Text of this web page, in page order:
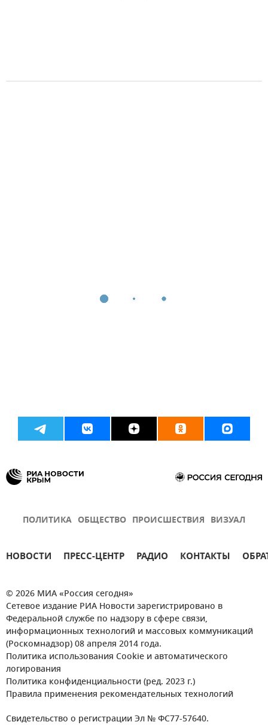
ПОЛИТИКА ОБЩЕСТВО ПРОИСШЕСТВИЯ ВИЗУАЛ
НОВОСТИ ПРЕСС-ЦЕНТР РАДИО КОНТАКТЫ
© 2026 МИА «Россия сегодня»
Сетевое издание РИА Новости зарегистрировано в
Федеральной службе по надзору в сфере связи,
информационных технологий и массовых коммуникаций
(Роскомнадзор) 08 апреля 2014 года.
Политика использования Cookie и автоматического
логирования
Политика конфиденциальности (ред. 2023 г.)
Правила применения рекомендательных технологий
Свидетельство о регистрации Эл № ФС77-57640.